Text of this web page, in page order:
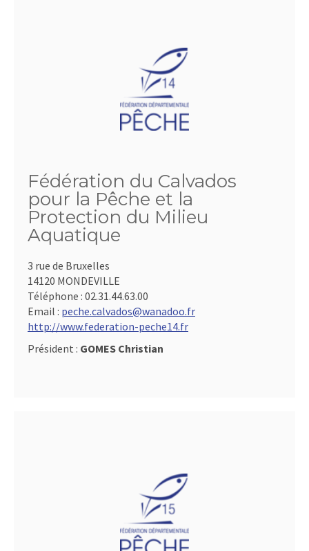
Fédération du Calvados
pour la Pêche et la
Protection du Milieu
Aquatique
3 rue de Bruxelles
14120 MONDEVILLE
Téléphone : 02.31.44.63.00
Email : peche.calvados@wanadoo.fr
http://www.federation-peche14.fr
Président : GOMES Christian